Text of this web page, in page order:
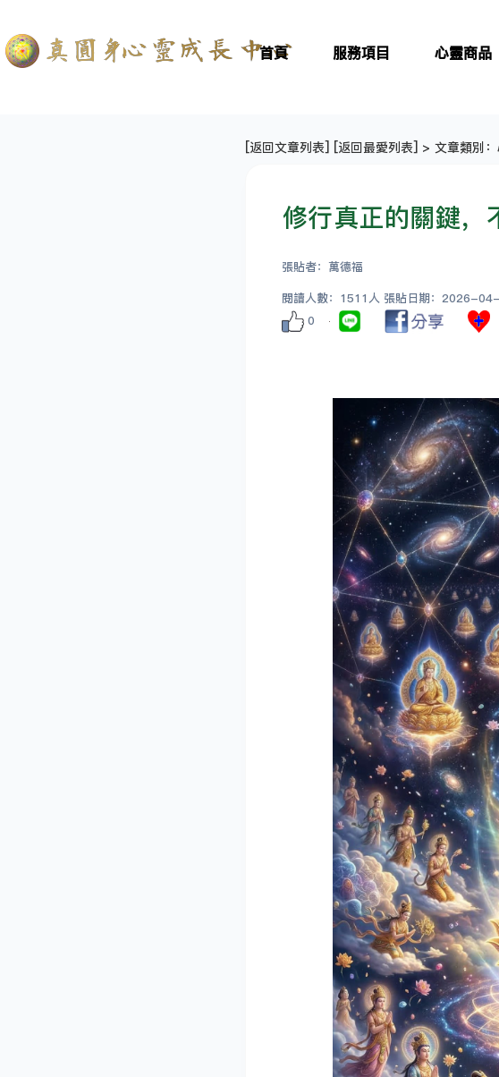
首頁 服務項目 心靈商品
[返回文章列表] [返回最愛列表] > 文章類別
修行真正的關鍵，
張貼者：萬德福
閱讀人數：1511人 張貼日期：2026-
0